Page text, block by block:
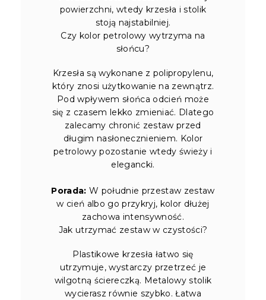
powierzchni, wtedy krzesła i stolik
stoją najstabilniej.
Czy kolor petrolowy wytrzyma na
słońcu?
Krzesła są wykonane z polipropylenu,
który znosi użytkowanie na zewnątrz.
Pod wpływem słońca odcień może
się z czasem lekko zmieniać. Dlatego
zalecamy chronić zestaw przed
długim nasłonecznieniem. Kolor
petrolowy pozostanie wtedy świeży i
elegancki.
Porada: W południe przestaw zestaw
w cień albo go przykryj, kolor dłużej
zachowa intensywność.
Jak utrzymać zestaw w czystości?
Plastikowe krzesła łatwo się
utrzymuje, wystarczy przetrzeć je
wilgotną ściereczką. Metalowy stolik
wycierasz równie szybko. Łatwa